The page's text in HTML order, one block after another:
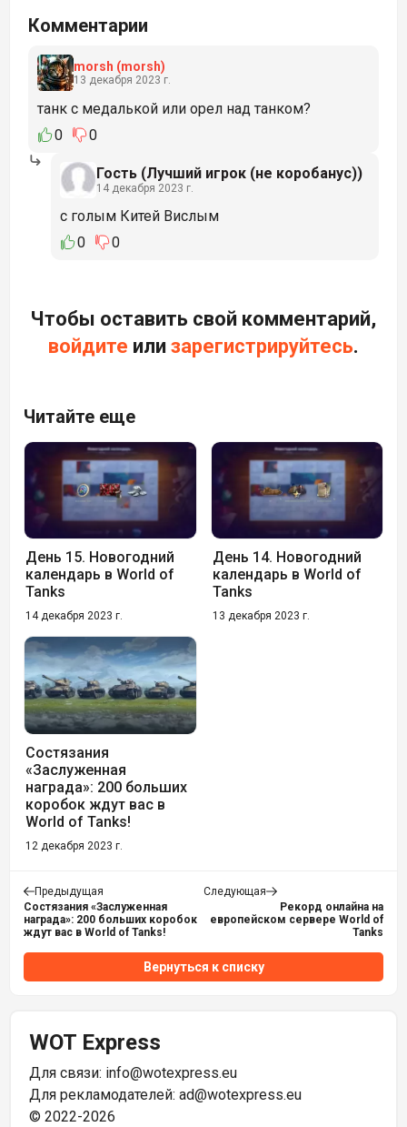
Комментарии
morsh (morsh)
13 декабря 2023 г.
танк с медалькой или орел над танком?
0
0
Гость (Лучший игрок (не коробанус))
14 декабря 2023 г.
с голым Китей Вислым
0
0
Чтобы оставить свой комментарий,
войдите или зарегистрируйтесь.
Читайте еще
День 15. Новогодний
календарь в World of
Tanks
14 декабря 2023 г.
День 14. Новогодний
календарь в World of
Tanks
13 декабря 2023 г.
Состязания
«Заслуженная
награда»: 200 больших
коробок ждут вас в
World of Tanks!
12 декабря 2023 г.
Предыдущая
Состязания «Заслуженная
награда»: 200 больших коробок
ждут вас в World of Tanks!
Следующая
Рекорд онлайна на
европейском сервере World of
Tanks
Вернуться к списку
WOT Express
Для связи: info@wotexpress.eu
Для рекламодателей: ad@wotexpress.eu
© 2022-2026